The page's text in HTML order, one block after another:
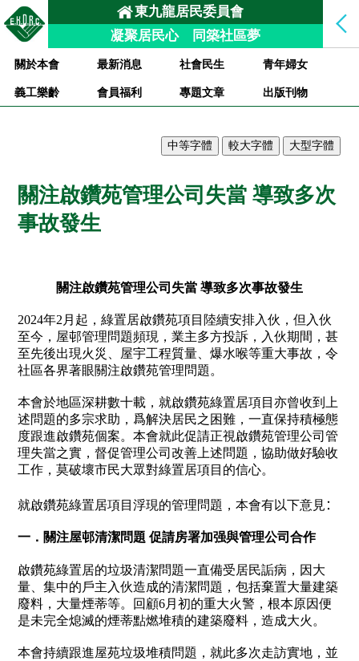
東九龍居民委員會
凝聚居民心 同築社區夢
關於本會 最新消息 社會民生
青年婦女
義工樂齡
會員福利 專題文章 出版刊物
關注啟鑽苑管理公司失當 導致多次
事故發生
關注啟鑽苑管理公司失當 導致多次事故發生
2024年2 月起，綠置居啟鑽苑項目陸續安排入伙，但入伙
至今，屋邨管理問題頻現，業主多方投訴，入伙期間，甚
至先後出現火災、屋宇工程質量、爆水喉等重大事故，令
社區各界著眼關注啟鑽苑管理問題。
本會於地區深耕數十載，就啟鑽苑綠置居項目亦曾收到上
述問題的多宗求助，爲解決居民之困難，一直保持積極態
度跟進啟鑽苑個案。本會就此促請正視啟鑽苑管理公司管
理失當之實，督促管理公司改善上述問題，協助做好驗收
工作，莫破壞市民大眾對綠置居項目的信心。
就啟鑽苑綠置居項目浮現的管理問題，本會有以下意見 ：
一． 關注屋邨清潔問題 促請房署加强與管理公司合作
啟鑽苑綠置居的垃圾清潔問題一直備受居民詬病，因大
量、集中的戶主入伙造成的清潔問題，包括棄置大量建築
廢料，大量煙蒂等。回顧6月初的重大火警，根本原因便
是未完全熄滅的煙蒂點燃堆積的建築廢料，造成大火。
本會持續跟進屋苑垃圾堆積問題，就此多次走訪實地，並